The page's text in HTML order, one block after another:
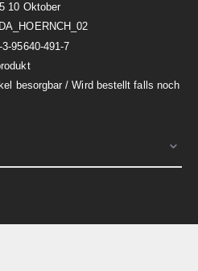
10 Oktober
3-95640-491-7
besorgbar / Wird bestellt falls noch